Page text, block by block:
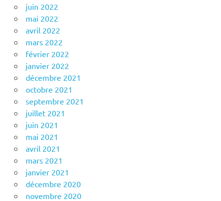
juin 2022
mai 2022
avril 2022
mars 2022
février 2022
janvier 2022
décembre 2021
octobre 2021
septembre 2021
juillet 2021
juin 2021
mai 2021
avril 2021
mars 2021
janvier 2021
décembre 2020
novembre 2020